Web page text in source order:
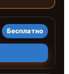
Бесплатно